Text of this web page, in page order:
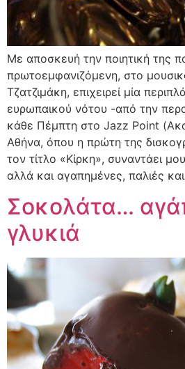
Με αποσκευή την ποιητική της
πρωτοεμφανιζόμενη, στο
Τζατζιμάκη, επιχειρεί μία
ευρωπαικού νότου -από την
κάθε Πέμπτη στο Jazz Point
Αθήνα, όπου η πρώτη της
τον τίτλο «Κίρκη», συναντάει
αλλά και αγαπημένες, παλιές
Σοκολάτα…
γλυκιά